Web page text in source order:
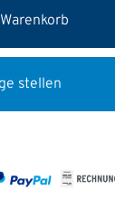
stellen